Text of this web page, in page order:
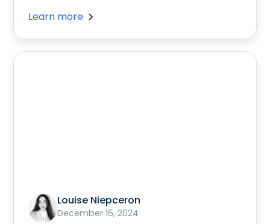
Learn more
Louise Niepceron
December 16, 2024